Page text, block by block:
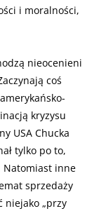
i moralności,
nieocenieni
coś
kryzysu
USA Chucka
tylko po to,
Natomiast inne
sprzedaży
niejako „przy